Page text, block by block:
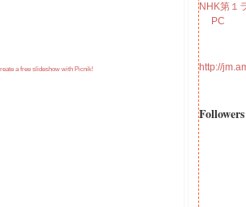
a free slideshow with Picnik!
NHK第１
PC
http://
Followers